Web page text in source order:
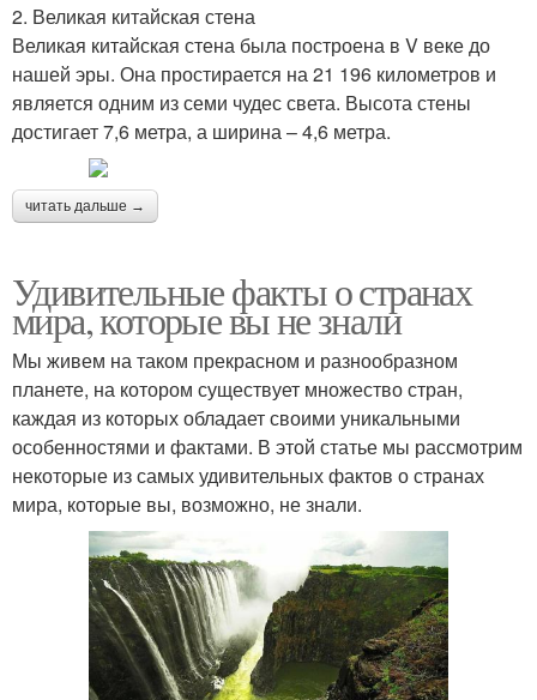
2. Великая китайская стена
Великая китайская стена была построена в V веке до
нашей эры. Она простирается на 21 196 километров и
является одним из семи чудес света. Высота стены
достигает 7,6 метра, а ширина – 4,6 метра.
читать дальше →
Удивительные факты о странах
мира, которые вы не знали
Мы живем на таком прекрасном и разнообразном
планете, на котором существует множество стран,
каждая из которых обладает своими уникальными
особенностями и фактами. В этой статье мы рассмотрим
некоторые из самых удивительных фактов о странах
мира, которые вы, возможно, не знали.